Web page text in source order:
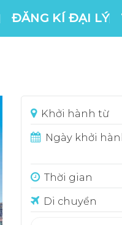
ĐĂNG KÍ ĐẠI LÝ
Khởi hành từ
Ngày khởi
Thời gian
Di chuyển